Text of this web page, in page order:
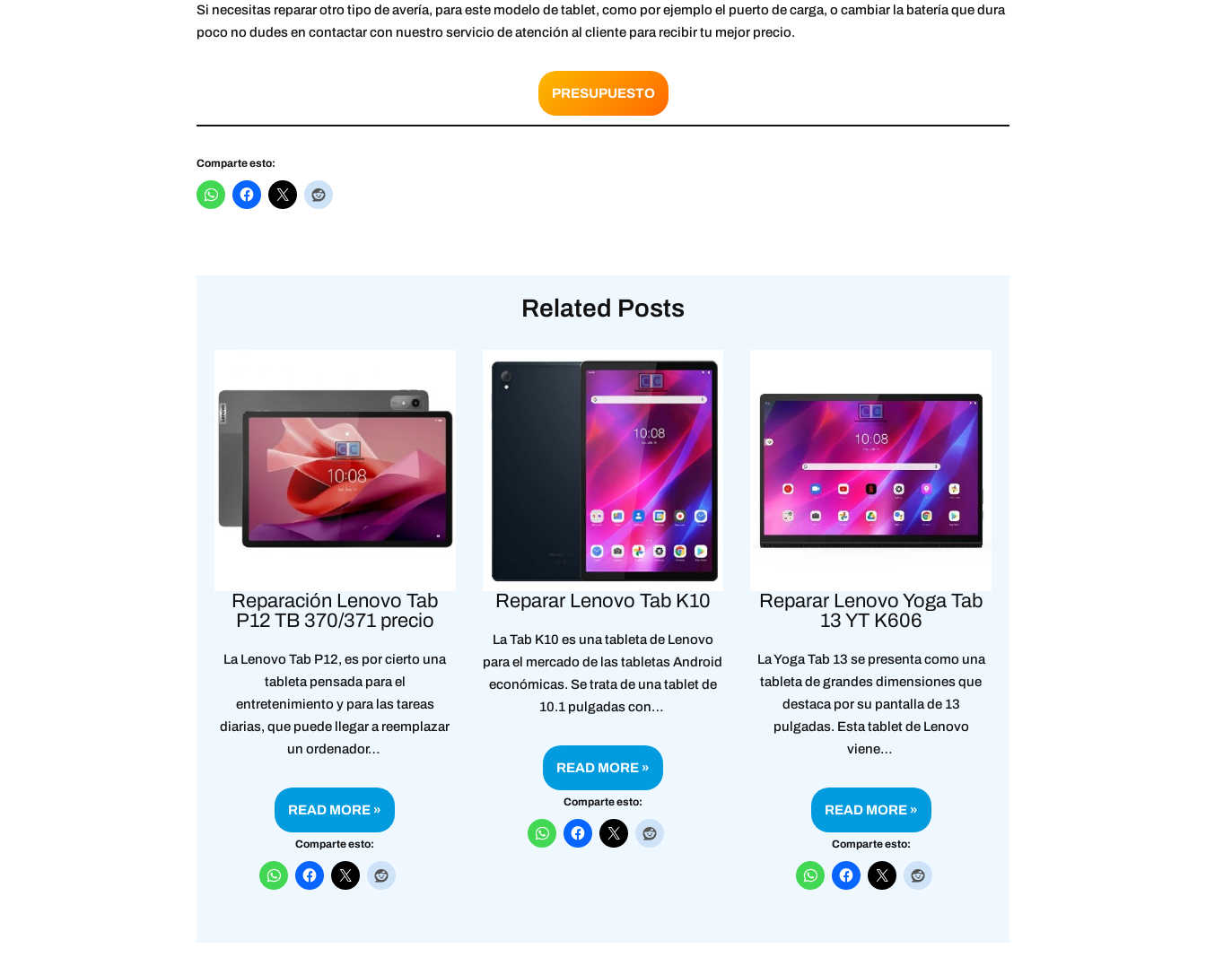
Si necesitas reparar otro tipo de avería, para este modelo de tablet, como por ejemplo el puerto de carga, o cambiar la batería que dura
poco no dudes en contactar con nuestro servicio de atención al cliente para recibir tu mejor precio.
PRESUPUESTO
Comparte esto:
Related Posts
Reparación Lenovo Tab
P12 TB 370/371 precio
La Lenovo Tab P12, es por cierto una
tableta pensada para el
entretenimiento y para las tareas
diarias, que puede llegar a reemplazar
un ordenador…
READ MORE »
Comparte esto:
Reparar Lenovo Tab K10
La Tab K10 es una tableta de Lenovo
para el mercado de las tabletas Android
económicas. Se trata de una tablet de
10.1 pulgadas con…
READ MORE »
Comparte esto:
Reparar Lenovo Yoga Tab
13 YT K606
La Yoga Tab 13 se presenta como una
tableta de grandes dimensiones que
destaca por su pantalla de 13
pulgadas. Esta tablet de Lenovo
viene…
READ MORE »
Comparte esto: